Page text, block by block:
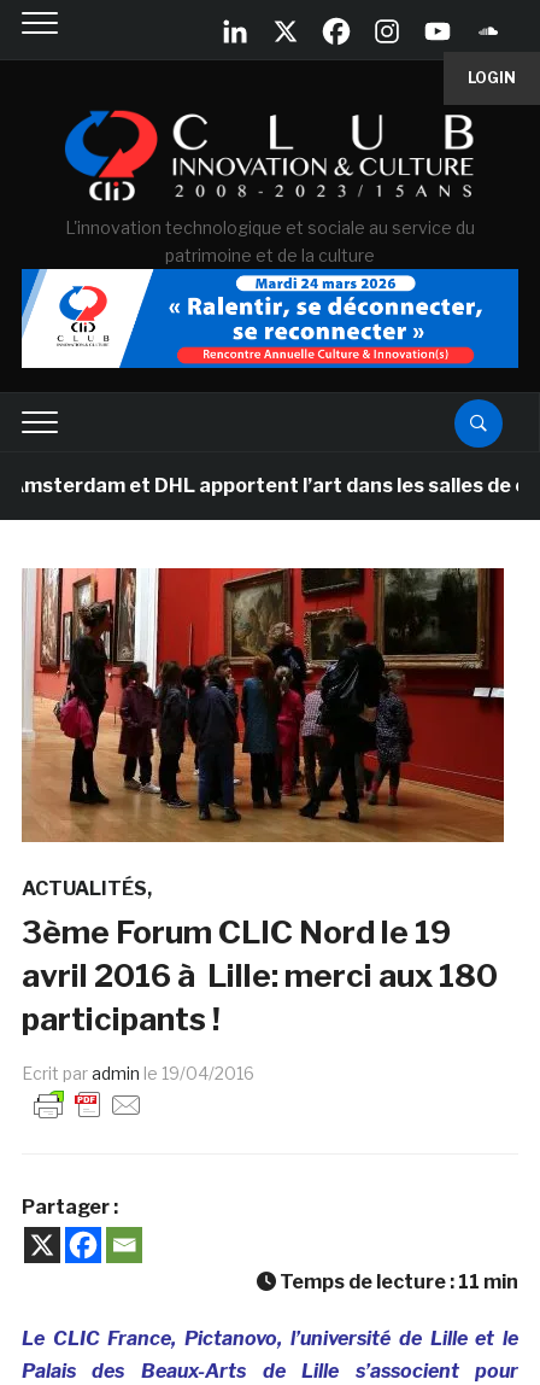
LOGIN
L'innovation technologique et sociale au service du
patrimoine et de la culture
et DHL apportent l’art dans les salles de classe
ACTUALITÉS
3ème Forum CLIC Nord le 19
avril 2016 à Lille: merci aux 180
participants !
Ecrit paradmin le 19/04/2016
Partager :
Temps de lecture : 11 min
Le CLIC France, Pictanovo, l’université de Lille et le
Palais des Beaux-Arts de Lille s’associent pour